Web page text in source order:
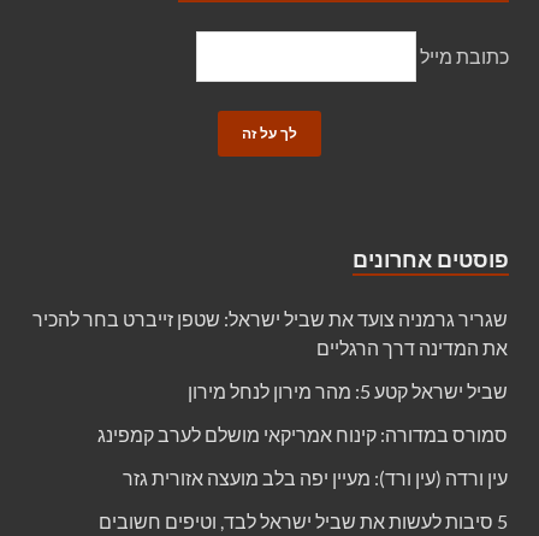
כתובת מייל
פוסטים אחרונים
שגריר גרמניה צועד את שביל ישראל: שטפן זייברט בחר להכיר
את המדינה דרך הרגליים
שביל ישראל קטע 5: מהר מירון לנחל מירון
סמורס במדורה: קינוח אמריקאי מושלם לערב קמפינג
עין ורדה (עין ורד): מעיין יפה בלב מועצה אזורית גזר
5 סיבות לעשות את שביל ישראל לבד, וטיפים חשובים